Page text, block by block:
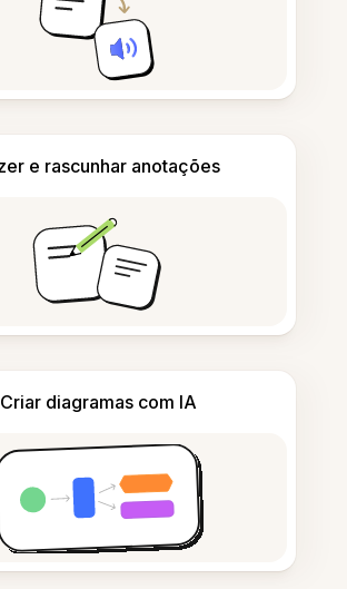
e rascunhar anotações
Criar diagramas com IA